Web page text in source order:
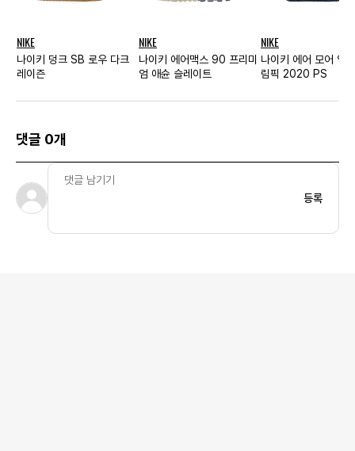
NIKE
나이키 덩크 SB 로우 다크
레이즌
NIKE
나이키 에어맥스 90 프리미
엄 애슌 슬레이트
NIKE
나이키 에어 모어 업
림픽 2020 PS
댓글 0개
등록